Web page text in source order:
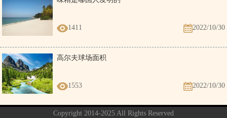
1411 2022/10/30
高尔夫球场面积
1553 2022/10/30
Copyright 2014-2025 All Rights Reserved